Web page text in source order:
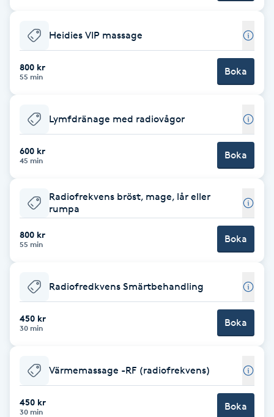
Gravidmassage
Gravidyoga
Gruppträning
Gua Sha-massage
Hatha Yoga
Headspa
Healing
HIFU
Hot Stone Massage
Hot yoga
Heidies VIP massage
800 kr
55 min Boka
Lymfdränage med radiovågor
600 kr
45 min Boka
Radiofrekvens bröst, mage, lår eller
rumpa
800 kr
55 min Boka
Radiofredkvens Smärtbehandling
450 kr
30 min Boka
Värmemassage -RF (radiofrekvens)
450 kr
30 min Boka